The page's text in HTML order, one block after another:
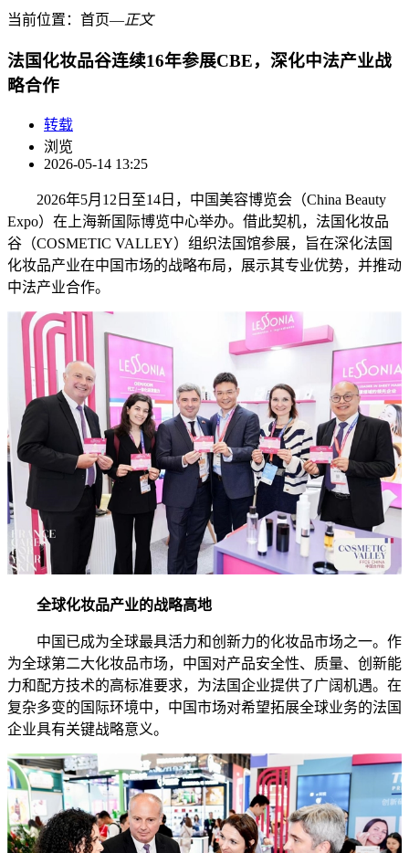
当前位置： 首页―正文
法国化妆品谷连续16年参展CBE，深化中法产业战
略合作
转载
浏览
2026-05-14 13:25
2026年5月12日至14日，中国美容博览会（China Beauty
Expo）在上海新国际博览中心举办。借此契机，法国化妆品
谷（COSMETIC VALLEY）组织法国馆参展，旨在深化法国
化妆品产业在中国市场的战略布局，展示其专业优势，并推动
中法产业合作。
全球化妆品产业的战略高地
中国已成为全球最具活力和创新力的化妆品市场之一。作
为全球第二大化妆品市场，中国对产品安全性、质量、创新能
力和配方技术的高标准要求，为法国企业提供了广阔机遇。在
复杂多变的国际环境中，中国市场对希望拓展全球业务的法国
企业具有关键战略意义。